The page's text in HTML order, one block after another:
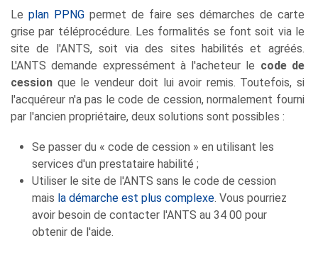
Le plan PPNGpermet de faire ses démarches de carte
grise par téléprocédure. Les formalités se font soit via le
site de l'ANTS, soit via des sites habilités et agréés.
L'ANTS demande expressément à l'acheteur le code de
cession que le vendeur doit lui avoir remis. Toutefois, si
l'acquéreur n'a pas le code de cession, normalement fourni
par l'ancien propriétaire, deux solutions sont possibles :
Se passer du « code de cession » en utilisant les
services d'un prestataire habilité ;
Utiliser le site de l'ANTS sans le code de cession
mais la démarche est plus complexe. Vous pourriez
avoir besoin de contacter l'ANTS au 34 00 pour
obtenir de l'aide.